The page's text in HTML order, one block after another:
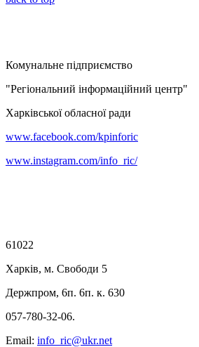
Комунальне підприємство
"Регіональний інформаційний центр"
Харківської обласної ради
www.facebook.com/kpinforic
www.instagram.com/info_ric/
61022
Харків, м. Свободи 5
Держпром, 6п. 6п. к. 630
057-780-32-06.
Email: info_ric@ukr.net